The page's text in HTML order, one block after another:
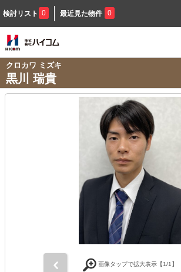
検討リスト 0 最近見た物件 0
クロカワ ミズキ
黒川 瑞貴
画像タップで拡大表示【1/1】